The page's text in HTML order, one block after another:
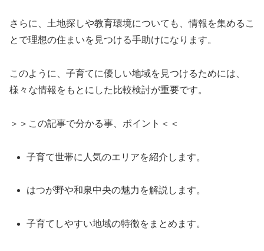
さらに、土地探しや教育環境についても、情報を集めるこ
とで理想の住まいを見つける手助けになります。
このように、子育てに優しい地域を見つけるためには、
様々な情報をもとにした比較検討が重要です。
＞＞この記事で分かる事、ポイント＜＜
子育て世帯に人気のエリアを紹介します。
はつが野や和泉中央の魅力を解説します。
子育てしやすい地域の特徴をまとめます。